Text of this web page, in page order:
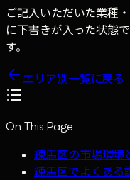
ご記入いただいた業種
に下書きが入った状態
す。
エリア別一覧に戻る
On This Page
練馬区の市場環境
練馬区でよくある